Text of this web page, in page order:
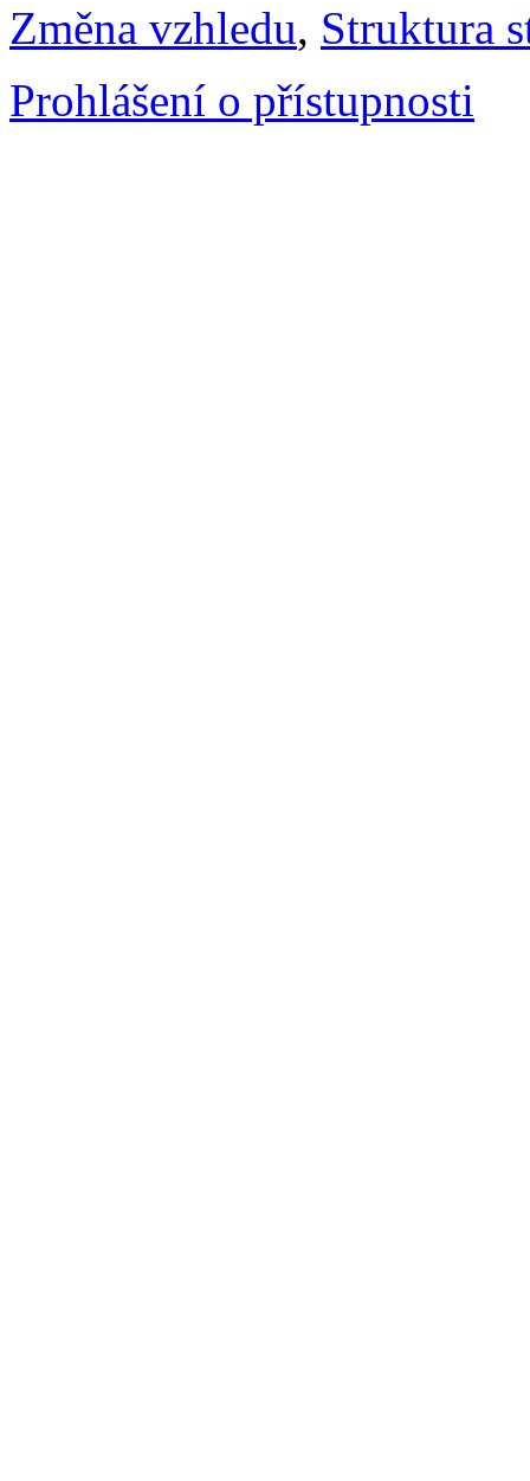
Změna vzhledu, Struktura
Prohlášení o přístupnosti